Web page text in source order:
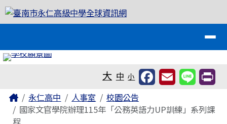
跳至主內容區
臺南市永仁高級中學全球資訊網
大 中 小
主內容區域
Home永仁高中 人事室
校園公告
國家文官學院辦理115年「公務英語力UP訓練」系列課
程
頁尾區域